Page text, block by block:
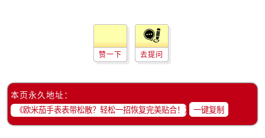
赞一下 去提问
本页永久地址：
一键复制